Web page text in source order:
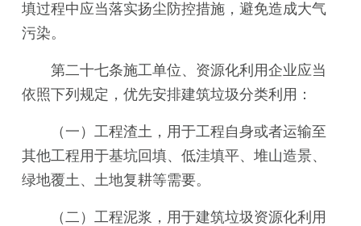
填过程中应当落实扬尘防控措施，避免造成大气
污染。
第二十七条施工单位、资源化利用企业应当
依照下列规定，优先安排建筑垃圾分类利用：
（一）工程渣土，用于工程自身或者运输至
其他工程用于基坑回填、低洼填平、堆山造景、
绿地覆土、土地复耕等需要。
（二）工程泥浆，用于建筑垃圾资源化利用